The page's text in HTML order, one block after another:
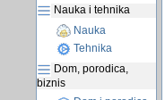
Nauka i tehnika
Nauka
Tehnika
Dom, porodica,
biznis